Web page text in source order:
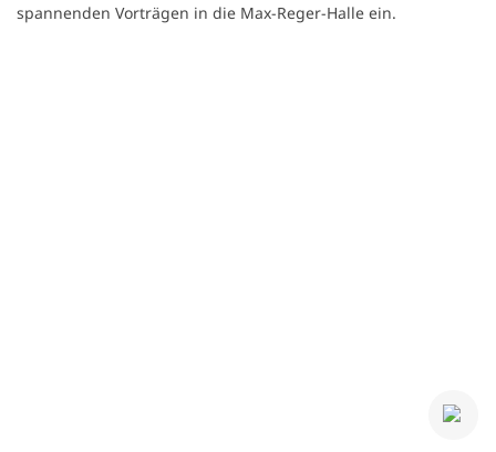
spannenden Vorträgen in die Max-Reger-Halle ein.